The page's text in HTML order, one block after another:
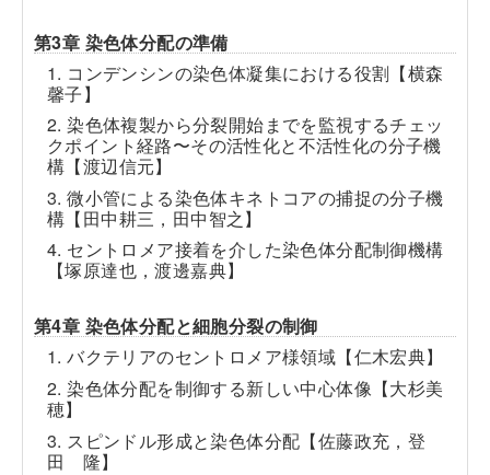
第3章 染色体分配の準備
1. コンデンシンの染色体凝集における役割【横森
馨子】
2. 染色体複製から分裂開始までを監視するチェッ
クポイント経路〜その活性化と不活性化の分子機
構【渡辺信元】
3. 微小管による染色体キネトコアの捕捉の分子機
構【田中耕三，田中智之】
4. セントロメア接着を介した染色体分配制御機構
【塚原達也，渡邊嘉典】
第4章 染色体分配と細胞分裂の制御
1. バクテリアのセントロメア様領域【仁木宏典】
2. 染色体分配を制御する新しい中心体像【大杉美
穂】
3. スピンドル形成と染色体分配【佐藤政充，登
田 隆】